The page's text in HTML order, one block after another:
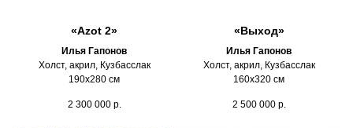
«Azot 2»
Илья Гапонов
Холст, акрил, Кузбасслак
190х280 см
2 300 000 р.
«Выход»
Илья Гапонов
Холст, акрил, Кузбасслак
160х320 см
2 500 000 р.